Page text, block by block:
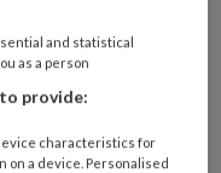
and statistical
as a person
provide:
characteristics for
on a device. Personalised